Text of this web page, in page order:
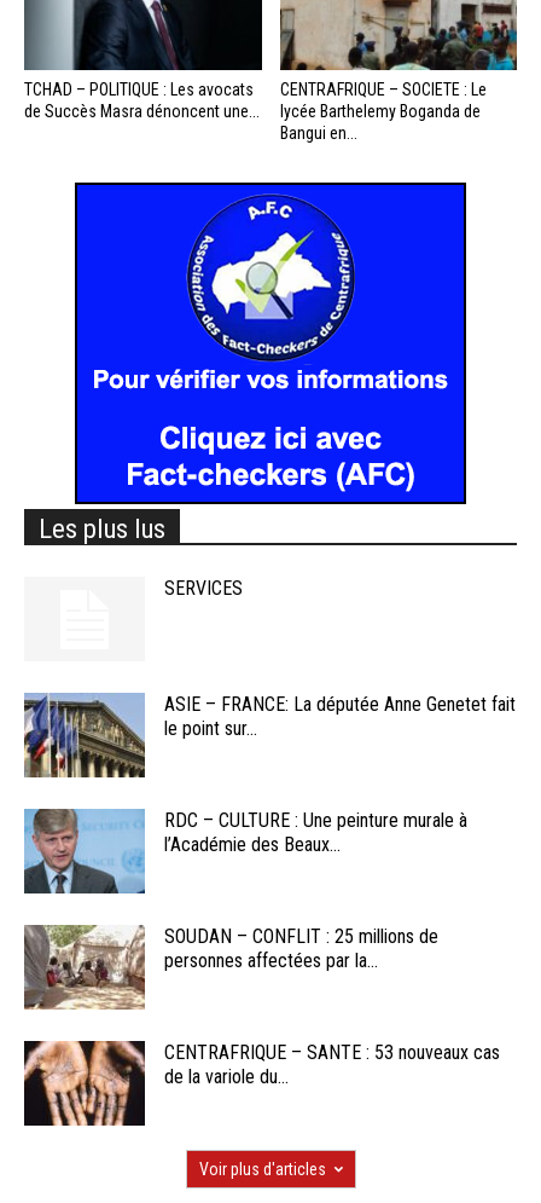
TCHAD – POLITIQUE : Les avocats
de Succès Masra dénoncent une...
CENTRAFRIQUE – SOCIETE : Le
lycée Barthelemy Boganda de
Bangui en...
Les plus lus
SERVICES
ASIE – FRANCE: La députée Anne Genetet fait
le point sur...
RDC – CULTURE : Une peinture murale à
l’Académie des Beaux...
SOUDAN – CONFLIT : 25 millions de
personnes affectées par la...
CENTRAFRIQUE – SANTE : 53 nouveaux cas
de la variole du...
Voir plus d'articles